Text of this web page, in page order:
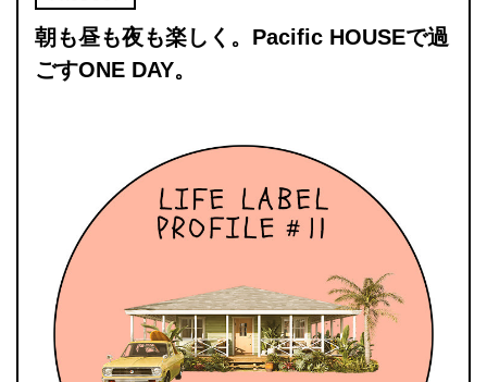
朝も昼も夜も楽しく。Pacific HOUSEで過
ごすONE DAY。